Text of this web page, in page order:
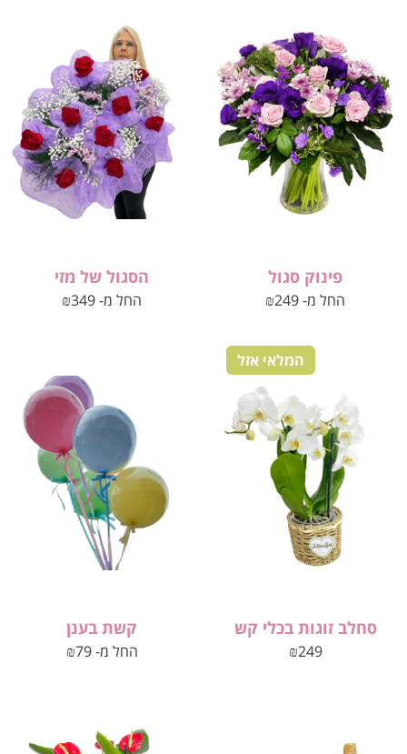
פינוק סגול
החל מ- ₪249
הסגול של מזי
החל מ- ₪349
המלאי אזל
סחלב זוגות בכלי קש
₪249
קשת בענן
החל מ- ₪79